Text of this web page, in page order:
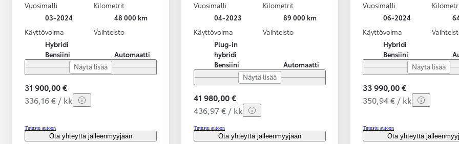
Vuosimalli
03-2024
Kilometrit
48 000 km
Käyttövoima
Hybridi
Bensiini
Vaihteisto
Automaatti
Näytä lisää
31 900,00 €
336,16 € / kk
Tutustu autoon
Ota yhteyttä jälleenmyyjään
Vuosimalli
04-2023
Kilometrit
89 000 km
Käyttövoima
Plug-in
hybridi
Bensiini
Vaihteisto
Automaatti
Näytä lisää
41 980,00 €
436,97 € / kk
Tutustu autoon
Ota yhteyttä jälleenmyyjään
Vuosimalli
06-2024
Käyttövoima
Hybridi
Bensiini
Näytä lisää
33 990,00 €
350,94 € / kk
Tutustu autoon
Ota yhteyttä